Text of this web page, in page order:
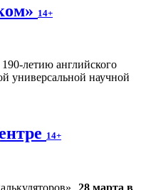
14+
летию английского
универсальной научной
14+